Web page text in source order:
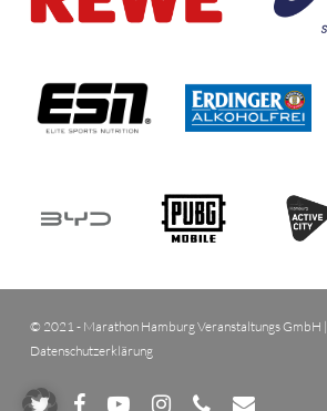
© 2021 - Marathon Hamburg Veranstaltungs GmbH |
Datenschutzerklärung
twitter facebookyoutube instagram
phone email